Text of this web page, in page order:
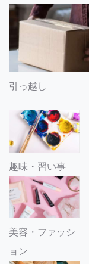
引っ越し
趣味・習い事
美容・ファッシ
ョン